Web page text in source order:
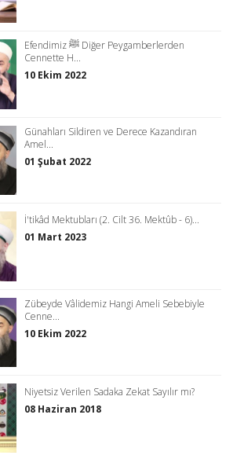
Efendimiz ﷺ Diğer Peygamberlerden
Cennette H...
10 Ekim 2022
Günahları Sildiren ve Derece Kazandıran
Amel...
01 Şubat 2022
İ'tikâd Mektubları (2. Cilt 36. Mektûb - 6)...
01 Mart 2023
Zübeyde Vâlidemiz Hangi Ameli Sebebiyle
Cenne...
10 Ekim 2022
Niyetsiz Verilen Sadaka Zekat Sayılır mı?
08 Haziran 2018